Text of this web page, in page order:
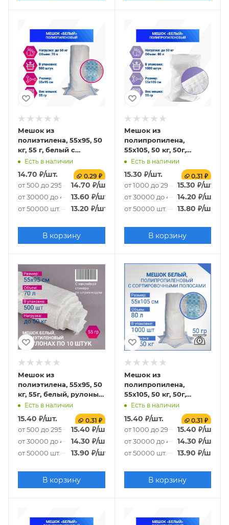
Мешок из
полиэтилена, 55x95, 50
кг, 55 г, белый с
сортировочными
полосами
Есть в наличии
14.70 ₽/шт. 0.29 ₽
от 500 до 29500 шт.
14.70 ₽/шт.
от 30000 до 49500 шт.
13.60 ₽/шт.
от 50000 шт. 13.20 ₽/шт.
В корзину
Мешок из
полипропилена,
55x105, 50 кг, 50г,
белый
Есть в наличии
15.30 ₽/шт. 0.31 ₽
от 1000 до 29000 шт.
15.30 ₽/шт.
от 30000 до 49000 шт.
14.20 ₽/шт.
от 50000 шт. 13.80 ₽/шт.
В корзину
Мешок из
полиэтилена, 55x95, 50
кг, 55г, белый, рулоны
по 10 шт. со стикером
Есть в наличии
15.40 ₽/шт. 0.31 ₽
от 500 до 29500 шт.
15.40 ₽/шт.
от 30000 до 49500 шт.
14.30 ₽/шт.
от 50000 шт. 13.90 ₽/шт.
В корзину
Мешок из
полипропилена,
55x105, 50 кг, 50г,
белый с
сортировочными
полосами
Есть в наличии
15.40 ₽/шт. 0.31 ₽
от 1000 до 29000 шт.
15.40 ₽/шт.
от 30000 до 49000 шт.
14.30 ₽/шт.
от 50000 шт. 13.90 ₽/шт.
В корзину